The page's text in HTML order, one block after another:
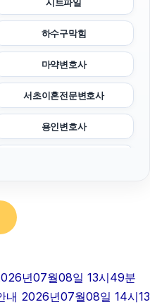
시트파일
하수구막힘
마약변호사
서초이혼전문변호사
용인변호사
휴대폰소액결제
년07월08일 13시49분
내 2026년07월08일 14시13